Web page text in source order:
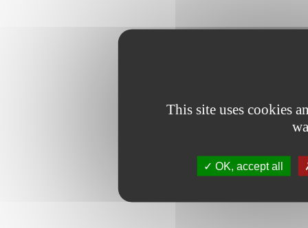
This site uses cookies
OK, accept all